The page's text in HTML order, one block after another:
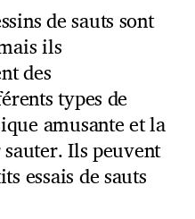
de sauts sont
ils
des
types de
amusante et la
Ils peuvent
essais de sauts